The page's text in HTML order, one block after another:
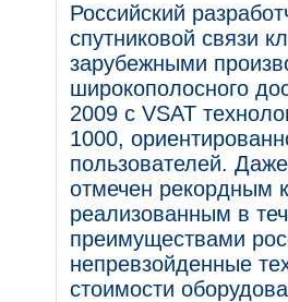
Российский
спутниковой связи
зарубежными
широкополосного
2009 с VSAT
1000,
пользователей.
отмечен рекордным
реализованным в
преимуществами
непревзойденные
стоимости